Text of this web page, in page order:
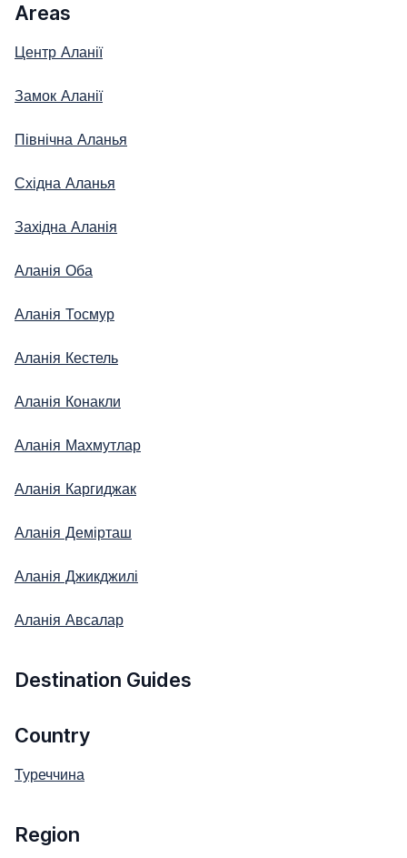
Areas
Центр Аланії
Замок Аланії
Північна Аланья
Східна Аланья
Захiдна Аланія
Аланія Оба
Аланія Тосмур
Аланія Кестель
Аланія Конакли
Аланія Махмутлар
Аланія Каргиджак
Аланія Демірташ
Аланія Джикджилі
Аланія Авсалар
Destination Guides
Country
Туреччина
Region